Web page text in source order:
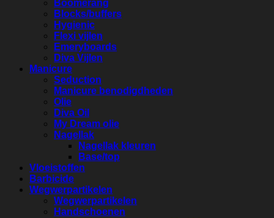
Boomerang
Blocks/buffers
Hygienic
Flexi vijlen
Emeryboards
Diva Vijlen
Manicure
Seduction
Manicure benodigdheden
Olie
Diva Oil
My Dream olie
Nagellak
Nagellak kleuren
Base/top
Vloeistoffen
Barbicide
Wegwerpartikelen
Wegwerpartikelen
Handschoenen